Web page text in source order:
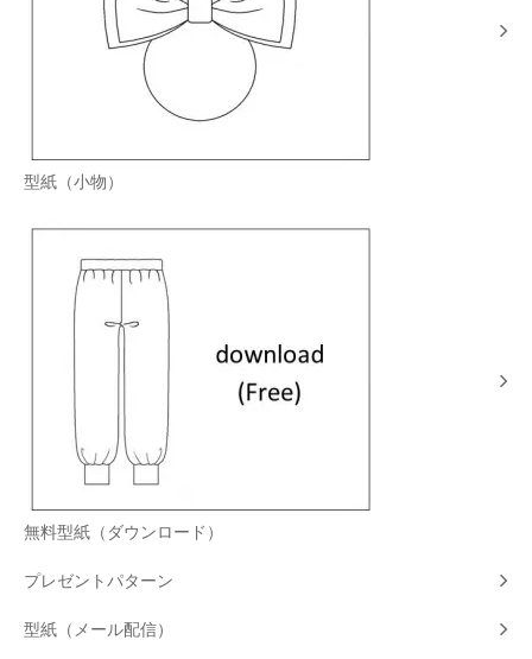
型紙（小物）
無料型紙（ダウンロード）
プレゼントパターン
型紙（メール配信）